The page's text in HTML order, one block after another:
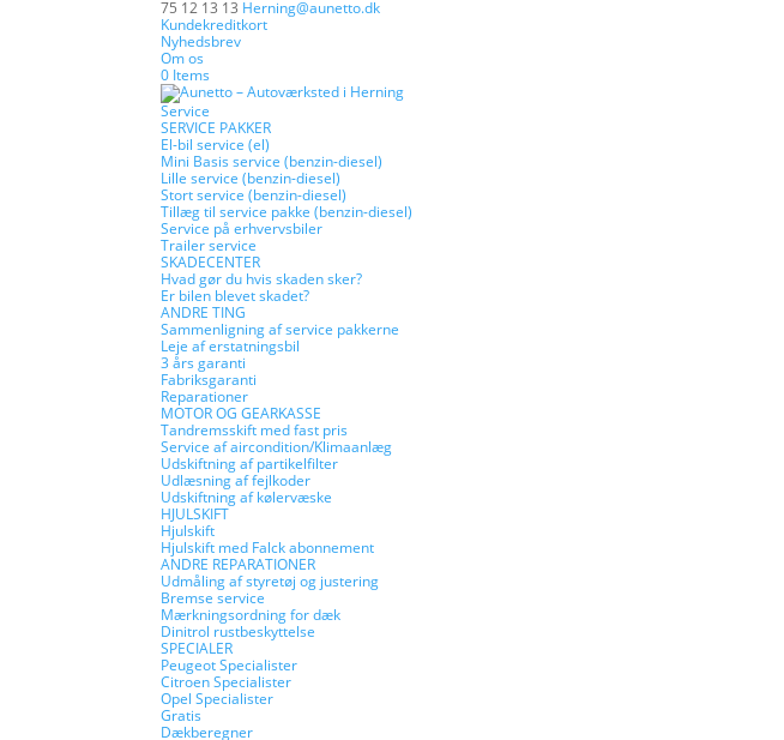
75 12 13 13 Herning@aunetto.dk
Kundekreditkort
Nyhedsbrev
Om os
0 Items
Service
SERVICE PAKKER
El-bil service (el)
Mini Basis service (benzin-diesel)
Lille service (benzin-diesel)
Stort service (benzin-diesel)
Tillæg til service pakke (benzin-diesel)
Service på erhvervsbiler
Trailer service
SKADECENTER
Hvad gør du hvis skaden sker?
Er bilen blevet skadet?
ANDRE TING
Sammenligning af service pakkerne
Leje af erstatningsbil
3 års garanti
Fabriksgaranti
Reparationer
MOTOR OG GEARKASSE
Tandremsskift med fast pris
Service af aircondition/Klimaanlæg
Udskiftning af partikelfilter
Udlæsning af fejlkoder
Udskiftning af kølervæske
HJULSKIFT
Hjulskift
Hjulskift med Falck abonnement
ANDRE REPARATIONER
Udmåling af styretøj og justering
Bremse service
Mærkningsordning for dæk
Dinitrol rustbeskyttelse
SPECIALER
Peugeot Specialister
Citroen Specialister
Opel Specialister
Gratis
Dækberegner